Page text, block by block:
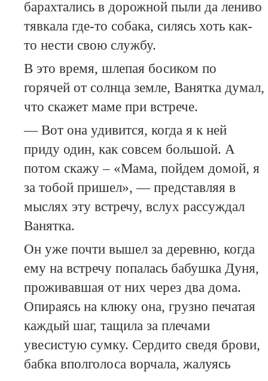
барахтались в дорожной пыли да лениво
тявкала где-то собака, силясь хоть как-
то нести свою службу.
В это время, шлепая босиком по
горячей от солнца земле, Ванятка думал,
что скажет маме при встрече.
— Вот она удивится, когда я к ней
приду один, как совсем большой. А
потом скажу – «Мама, пойдем домой, я
за тобой пришел», — представляя в
мыслях эту встречу, вслух рассуждал
Ванятка.
Он уже почти вышел за деревню, когда
ему на встречу попалась бабушка Дуня,
проживавшая от них через два дома.
Опираясь на клюку она, грузно печатая
каждый шаг, тащила за плечами
увесистую сумку. Сердито сведя брови,
бабка вполголоса ворчала, жалуясь